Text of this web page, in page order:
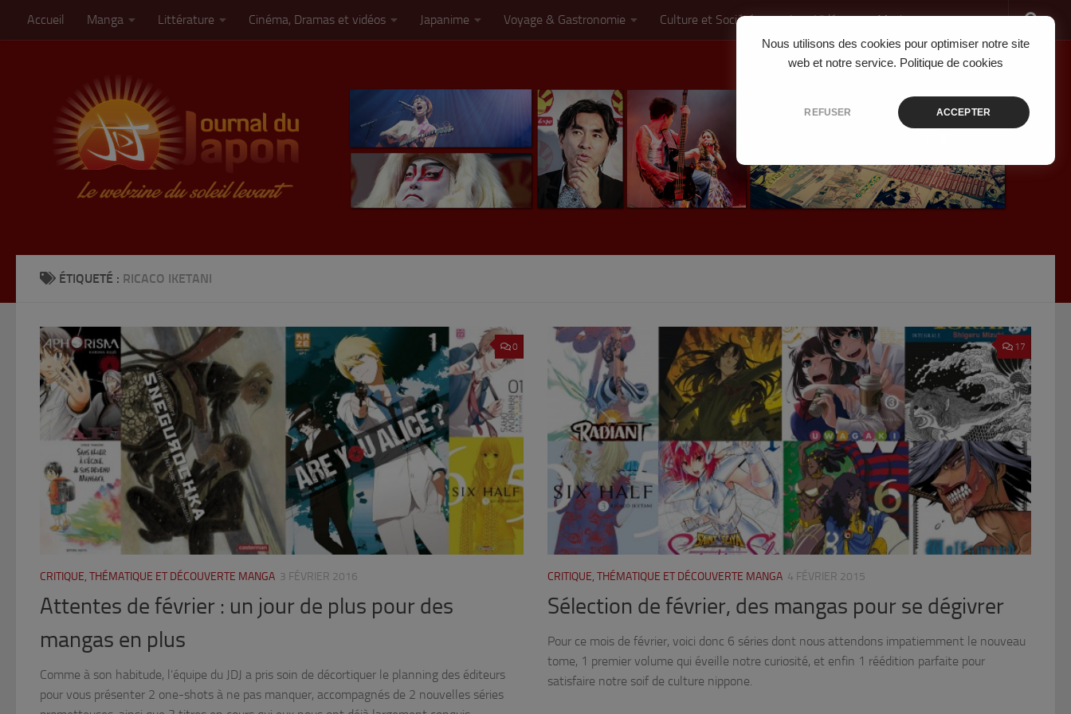
Nous utilisons des cookies pour optimiser notre site
web et notre service. Politique de cookies
REFUSER ACCEPTER
Skip to content
Accueil Manga Littérature Cinéma, Dramas et vidéos Japanime Voyage & Gastronomie Culture et Société Jeux Vidéo Musique
ÉTIQUETÉ : RICACO IKETANI
0
CRITIQUE, THÉMATIQUE ET DÉCOUVERTE MANGA 3 FÉVRIER 2016
Attentes de février : un jour de plus pour des
mangas en plus
Comme à son habitude, l’équipe du JDJ a pris soin de décortiquer le planning des éditeurs
pour vous présenter 2 one-shots à ne pas manquer, accompagnés de 2 nouvelles séries
17
CRITIQUE, THÉMATIQUE ET DÉCOUVERTE MANGA 4 FÉVRIER 2015
Sélection de février, des mangas pour se dégivrer
Pour ce mois de février, voici donc 6 séries dont nous attendons impatiemment le nouveau
tome, 1 premier volume qui éveille notre curiosité, et enfin 1 réédition parfaite pour
satisfaire notre soif de culture nippone.